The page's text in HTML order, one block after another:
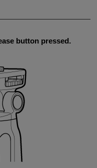
button pressed.